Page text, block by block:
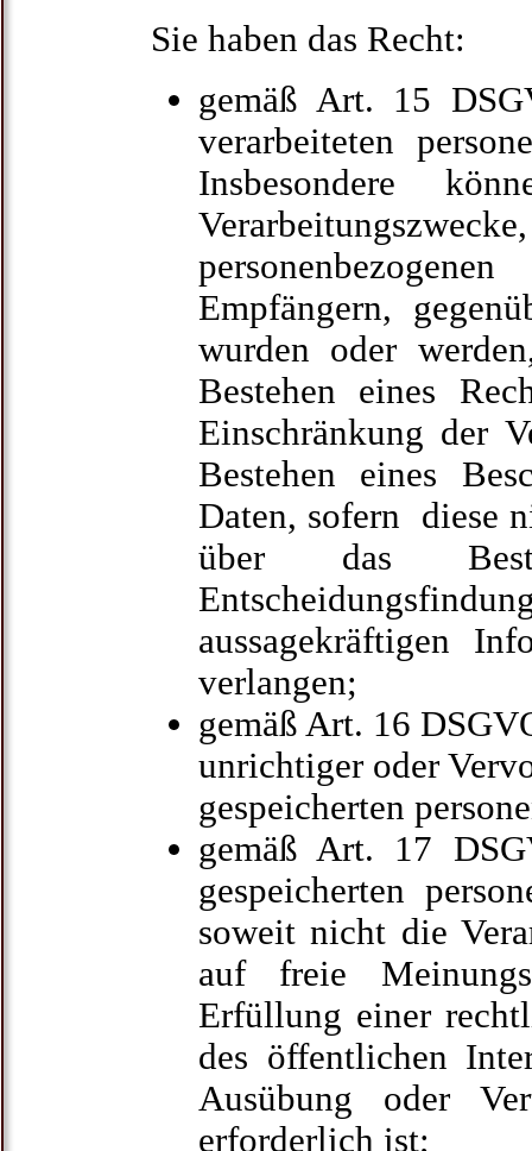
Sie haben das Recht:
gemäß Art. 15
verarbeiteten
Insbesondere
Empfängern,
wurden oder
Bestehen eines
Einschränkung der
Bestehen eines
Daten, sofern diese
über das
aussagekräftigen
verlangen;
gemäß Art. 16
unrichtiger oder
gespeicherten
gemäß Art. 17
gespeicherten
soweit nicht die
auf freie
Erfüllung einer
des öffentlichen
Ausübung oder
erforderlich ist;